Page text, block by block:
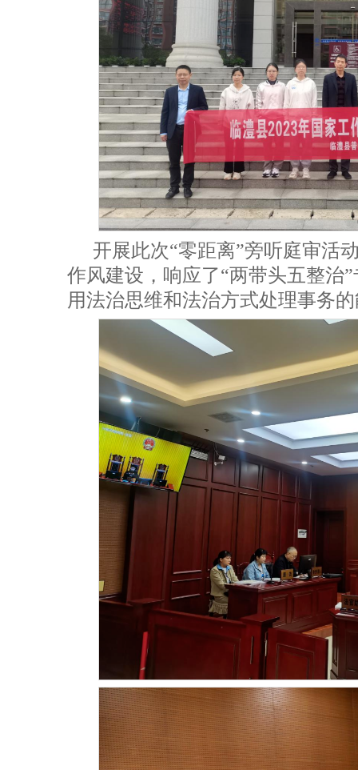
开展此次“零距离”旁听庭审活
作风建设，响应了“两带头五整治
用法治思维和法治方式处理事务